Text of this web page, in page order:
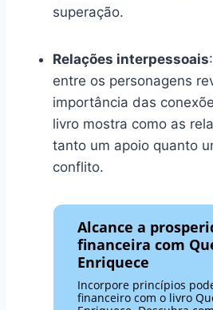
superação.
Relações interpessoais
entre os personagens
importância das
livro mostra como as
tanto um apoio quanto
conflito.
Alcance a
financeira com
Enriquece
Incorpore princípios
financeiro com o livro